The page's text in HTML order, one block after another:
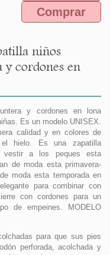
Comprar
niños
y cordones en
y cordones en lona
Es un modelo UNISEX.
calidad y en colores de
hielo. Es una zapatilla
vestir a los peques esta
de moda esta primavera-
moda esta temporada en
para combinar con
con cordones para un
de empeines. MODELO
para que sus pies
perforada, acolchada y